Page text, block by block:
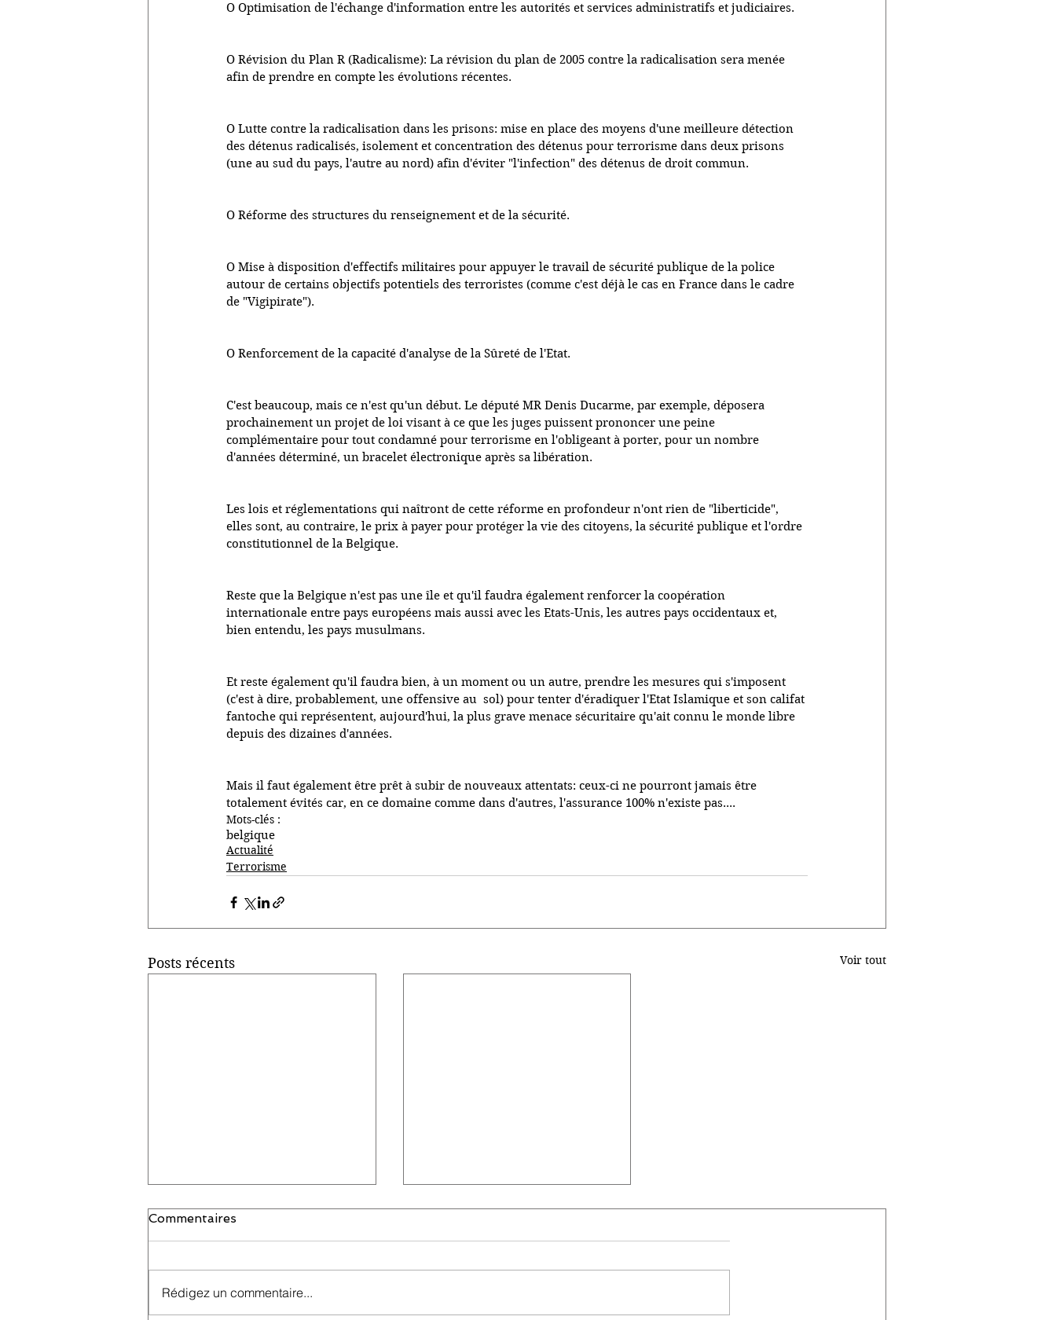
O Optimisation de l'échange d'information entre les autorités et services administratifs et judiciaires.
O Révision du Plan R (Radicalisme): La révision du plan de 2005 contre la radicalisation sera menée
afin de prendre en compte les évolutions récentes.
O Lutte contre la radicalisation dans les prisons: mise en place des moyens d'une meilleure détection
des détenus radicalisés, isolement et concentration des détenus pour terrorisme dans deux prisons
(une au sud du pays, l'autre au nord) afin d'éviter "l'infection" des détenus de droit commun.
O Réforme des structures du renseignement et de la sécurité.
O Mise à disposition d'effectifs militaires pour appuyer le travail de sécurité publique de la police
autour de certains objectifs potentiels des terroristes (comme c'est déjà le cas en France dans le cadre
de "Vigipirate").
O Renforcement de la capacité d'analyse de la Sûreté de l'Etat.
C'est beaucoup, mais ce n'est qu'un début. Le député MR Denis Ducarme, par exemple, déposera
prochainement un projet de loi visant à ce que les juges puissent prononcer une peine
complémentaire pour tout condamné pour terrorisme en l'obligeant à porter, pour un nombre
d'années déterminé, un bracelet électronique après sa libération.
Les lois et réglementations qui naîtront de cette réforme en profondeur n'ont rien de "liberticide",
elles sont, au contraire, le prix à payer pour protéger la vie des citoyens, la sécurité publique et l'ordre
constitutionnel de la Belgique.
Reste que la Belgique n'est pas une île et qu'il faudra également renforcer la coopération
internationale entre pays européens mais aussi avec les Etats-Unis, les autres pays occidentaux et,
bien entendu, les pays musulmans.
Et reste également qu'il faudra bien, à un moment ou un autre, prendre les mesures qui s'imposent
(c'est à dire, probablement, une offensive au  sol) pour tenter d'éradiquer l'Etat Islamique et son califat
fantoche qui représentent, aujourd'hui, la plus grave menace sécuritaire qu'ait connu le monde libre
depuis des dizaines d'années.
Mais il faut également être prêt à subir de nouveaux attentats: ceux-ci ne pourront jamais être
totalement évités car, en ce domaine comme dans d'autres, l'assurance 100% n'existe pas....
Mots-clés :
belgique
Actualité
Terrorisme
Posts récents Voir tout
Commentaires
Rédigez un commentaire...